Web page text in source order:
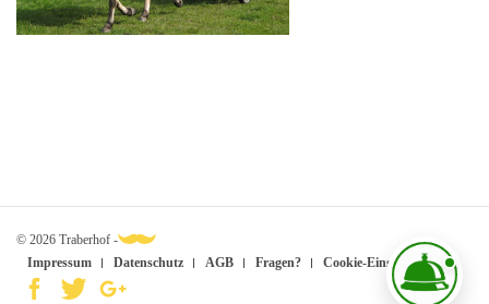
© 2026 Traberhof -
Impressum
Datenschutz AGB Fragen? Cookie-Einstellungen